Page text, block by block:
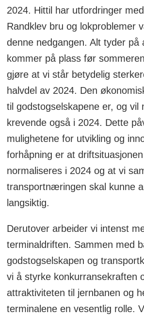
2024. Hittil har utfordringer
Randklev bru og lokproblemer
denne nedgangen. Alt tyder på
kommer på plass før
gjøre at vi står betydelig
halvdel av 2024. Den
til godstogselskapene er, og vil
krevende også i 2024. Dette
mulighetene for utvikling og
forhåpning er at driftsituasjonen
normaliseres i 2024 og at vi
transportnæringen skal kunne
langsiktig.
Derutover arbeider vi intenst
terminaldriften. Sammen med
godstogselskapen og
vi å styrke konkurransekraften
attraktiviteten til jernbanen og
terminalene en vesentlig rolle.